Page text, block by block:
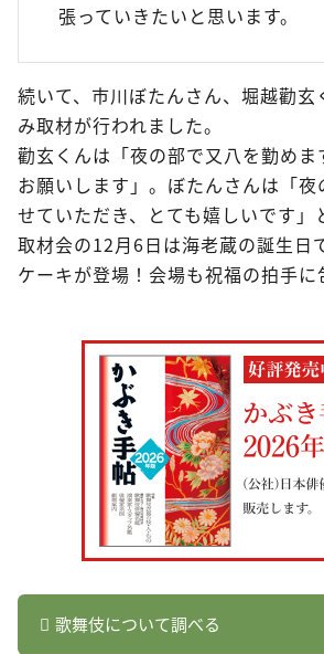
張っていきたいと思います。
続いて、市川ぼたんさん、堀越勸玄
み取材が行われました。
勸玄くんは「夜の部で又八を勤めま
お願いします」。ぼたんさんは「夜
せていただき、とても嬉しいです」
取材会の12月6日は海老蔵の誕生日
ケーキが登場！会場も祝福の拍手に
歌舞伎について調べる